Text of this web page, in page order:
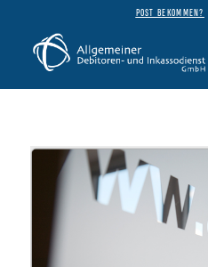
POST BEKOMMEN?